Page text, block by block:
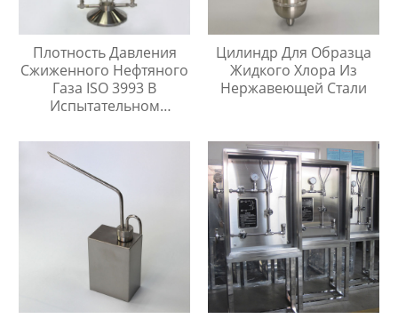
Плотность Давления
Сжиженного Нефтяного
Газа ISO 3993 В
Испытательном
Углеводородов
Цилиндр Для Образца
Жидкого Хлора Из
Нержавеющей Стали